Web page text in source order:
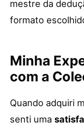
mestre da
formato
Minha
com a
Quando adquiri
senti uma